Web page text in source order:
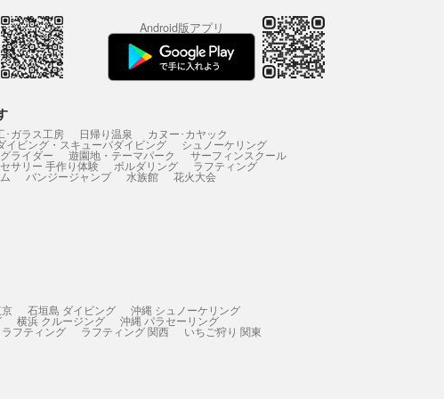
Android版アプリ
･ガラス工房 日帰り温泉 カヌー･カヤック
イビング・スキューバダイビング シュノーケリング
ライダー 遊園地・テーマパーク サーフィンスクール
サリー 手作り体験 ボルダリング ラフティング
バンジージャンプ 水族館 花火大会
石垣島 ダイビング 沖縄 シュノーケリング
横浜 クルージング 沖縄 パラセーリング
フティング ラフティング 関西 いちご狩り 関東